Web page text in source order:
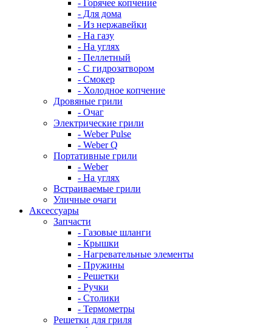
- Горячее копчение
- Для дома
- Из нержавейки
- На газу
- На углях
- Пеллетный
- С гидрозатвором
- Смокер
- Холодное копчение
Дровяные грили
- Очаг
Электрические грили
- Weber Pulse
- Weber Q
Портативные грили
- Weber
- На углях
Встраиваемые грили
Уличные очаги
Аксессуары
Запчасти
- Газовые шланги
- Крышки
- Нагревательные элементы
- Пружины
- Решетки
- Ручки
- Столики
- Термометры
Решетки для гриля